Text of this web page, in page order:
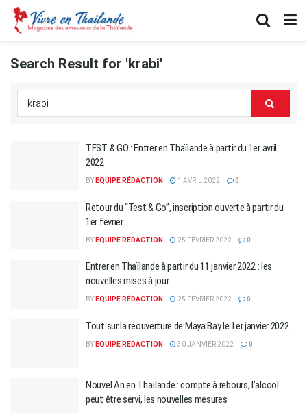
Search Result for 'krabi'
TEST & GO : Entrer en Thaïlande à partir du 1er avril
2022
BY EQUIPE RÉDACTION 1 AVRIL 2022 0
Retour du “Test & Go”, inscription ouverte à partir du
1er février
BY EQUIPE RÉDACTION 25 FÉVRIER 2022 0
Entrer en Thaïlande à partir du 11 janvier 2022 : les
nouvelles mises à jour
BY EQUIPE RÉDACTION 25 FÉVRIER 2022 0
Tout sur la réouverture de Maya Bay le 1er janvier 2022
BY EQUIPE RÉDACTION 30 JANVIER 2022 0
Nouvel An en Thaïlande : compte à rebours, l’alcool
peut être servi, les nouvelles mesures